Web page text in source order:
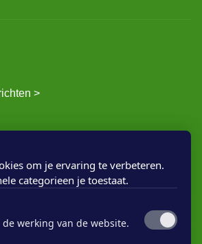
>
2c
om je ervaring te verbeteren.
categorieen je toestaat.
werking van de website.